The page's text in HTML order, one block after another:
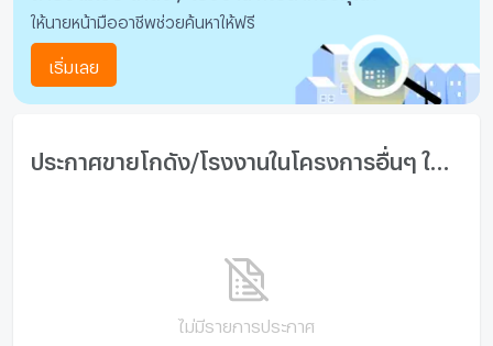
สระว่ายน้ำ
โรงยิม / ฟิตเนส
ห้องสตรีม
ให้นายหน้ามืออาชีพช่วยค้นหาให้ฟรี
เริ่มเลย
ประกาศขายโกดัง/โรงงานในโครงการอื่นๆ ใกล้เคียง
ไม่มีรายการประกาศ